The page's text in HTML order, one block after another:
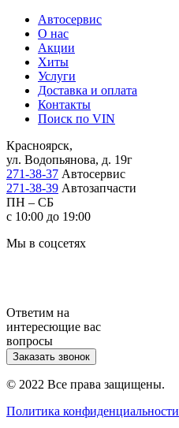
Автосервис
О нас
Акции
Хиты
Услуги
Доставка и оплата
Контакты
Поиск по VIN
Красноярск,
ул. Водопьянова, д. 19г
271-38-37 Автосервис
271-38-39 Автозапчасти
ПН – СБ
с 10:00 до 19:00
Мы в соцсетях
Ответим на
интересющие вас
вопросы
Заказать звонок
© 2022 Все права защищены.
Политика конфиденциальности